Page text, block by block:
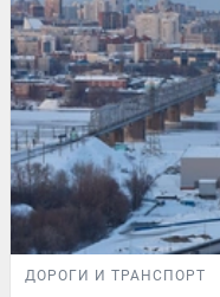
ДОРОГИ И ТРАНСПОРТ